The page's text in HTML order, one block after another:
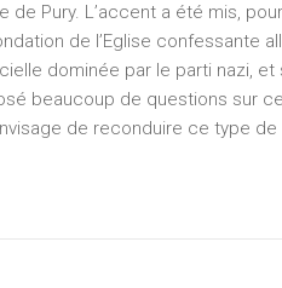
Pury. L’accent a été mis,
de l’Eglise confessante
dominée par le parti nazi,
beaucoup de questions sur
de reconduire ce type de